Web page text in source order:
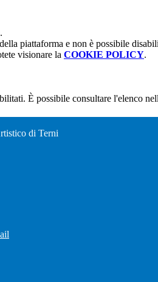
piattaforma e non è possibile
visionare la COOKIE POLICY.
È possibile consultare l'elenco
di Terni